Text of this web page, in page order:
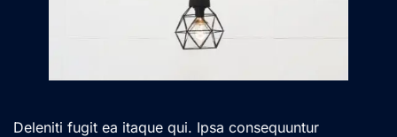
Deleniti fugit ea itaque qui. Ipsa consequuntur